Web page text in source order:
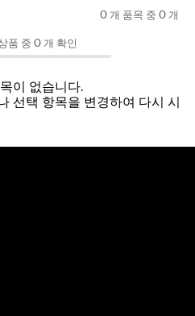
0 개 품목 중 0 개
품 중 0 개 확인
이 없습니다.
선택 항목을 변경하여 다시 시